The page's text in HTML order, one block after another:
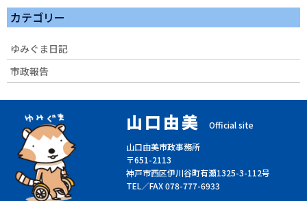
カテゴリー
ゆみぐま日記
市政報告
山口由美
Official site
山口由美市政事務所
〒651-2113
神戸市西区伊川谷町有瀬1325-3-112号
TEL／FAX 078-777-6933